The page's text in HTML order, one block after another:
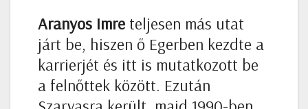
Aranyos Imre teljesen más utat
járt be, hiszen ő Egerben kezdte a
karrierjét és itt is mutatkozott be
a felnőttek között. Ezután